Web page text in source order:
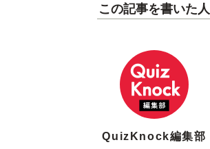
この記事を書いた人
QuizKnock編集部